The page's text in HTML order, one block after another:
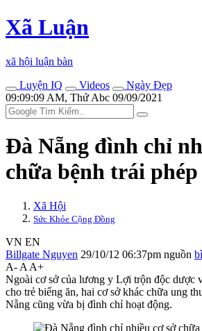
Xã Luận
xã hội luận bàn
Luyện IQ
Videos
Ngày Đẹp
09:09:09 AM, Thứ Abc 09/09/2021
Đà Nẵng đình chỉ
chữa bệnh trái phép
Xã Hội
Sức Khỏe Cộng Đồng
VN EN
Billgate Nguyen 29/10/12 06:37pm nguồn
A- A A+
Ngoài cơ sở của lương y Lợi trộn độc dược
cho trẻ biếng ăn, hai cơ sở khác chữa ung
Nẵng cũng vừa bị đình chỉ hoạt động.